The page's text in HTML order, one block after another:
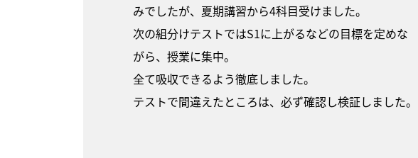
みでしたが、夏期講習から4科目受けました。
次の組分けテストではS1に上がるなどの目標を定めな
がら、授業に集中。
全て吸収できるよう徹底しました。
テストで間違えたところは、必ず確認し検証しました。